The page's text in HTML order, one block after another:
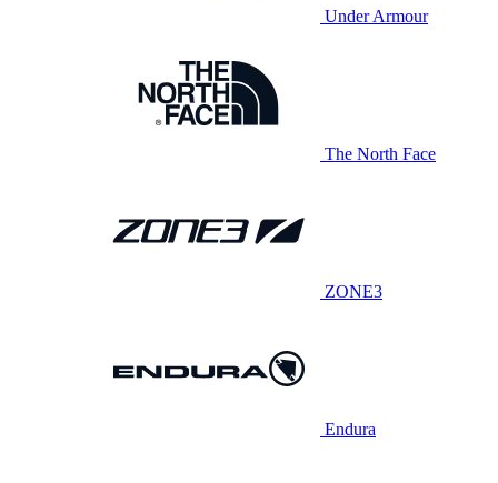
Under Armour
The North Face
ZONE3
Endura